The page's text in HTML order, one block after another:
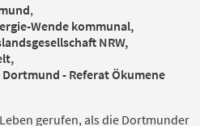
,
Wende kommunal,
NRW,
- Referat Ökumene
gerufen, als die Dortmunder